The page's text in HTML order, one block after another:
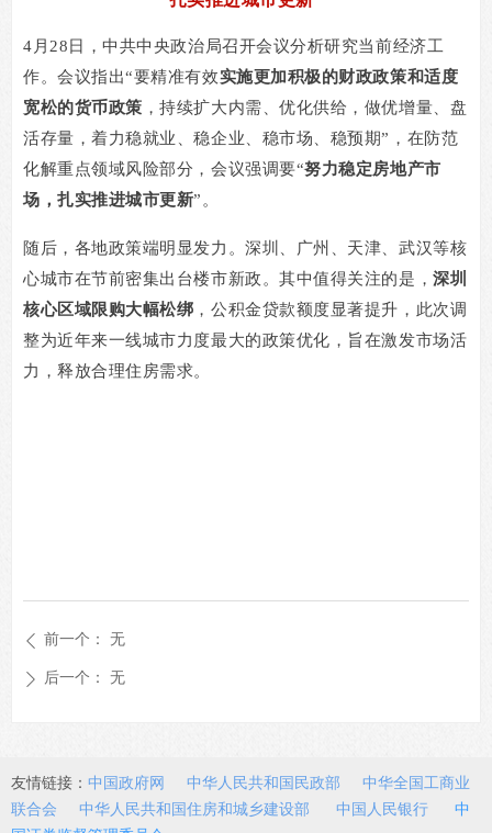
4 月 28 日，中共中央政治局召开会议分析研究当前经济工
作。会议指出“要精准有效实施更加积极的财政政策和适度
宽松的货币政策 ，持续扩大内需、优化供给，做优增量、盘
活存量，着力稳就业、稳企业、稳市场、稳预期” ，在防范
化解重点领域风险部分，会议强调要“努力稳定房地产市
场，扎实推进城市更新” 。
随后，各地政策端明显发力。深圳、广州、天津、武汉等核
心城市在节前密集出台楼市新政。其中值得关注的是，深圳
核心区域限购大幅松绑 ，公积金贷款额度显著提升，此次调
整为近年来一线城市力度最大的政策优化，旨在激发市场活
力，释放合理住房需求。
ꄴ 前一个： 无
ꄲ 后一个： 无
友情链接： 中国政府网 中华人民共和国民政部
中华全国工商业
联合会
中华人民共和国住房和城乡建设部 中国人民银行
中